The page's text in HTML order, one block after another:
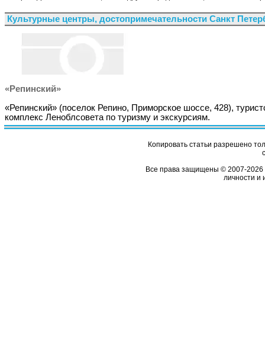
Культурные центры, достопримечательности Санкт
«Репинский»
«Репинский» (поселок Репино, Приморское шоссе, 428),
комплекс Леноблсовета по туризму и экскурсиям.
Копировать статьи разрешено
Все права защищены © 2007-2026
личности и